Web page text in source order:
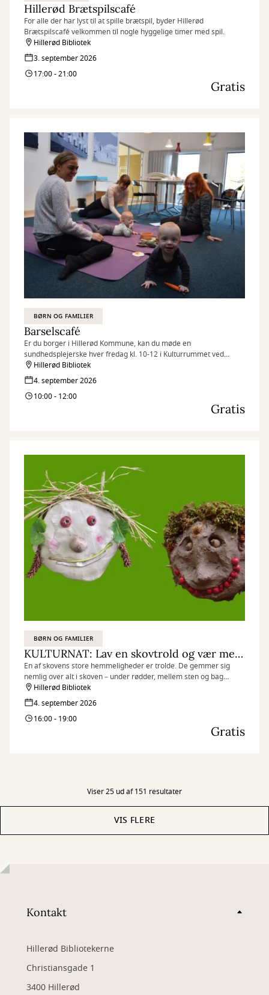
Hillerød Brætspilscafé
For alle der har lyst til at spille brætspil, byder Hillerød
Brætspilscafé velkommen til nogle hyggelige timer med spil.
Hillerød Bibliotek
3. september 2026
17:00 - 21:00
Gratis
BØRN OG FAMILIER
Barselscafé
Er du borger i Hillerød Kommune, kan du møde en
sundhedsplejerske hver fredag kl. 10-12 i Kulturrummet ved
børnebiblioteket.
Hillerød Bibliotek
4. september 2026
10:00 - 12:00
Gratis
BØRN OG FAMILIER
KULTURNAT: Lav en skovtrold og vær med til at skabe en troldeskov
En af skovens store hemmeligheder er trolde. De gemmer sig
nemlig over alt i skoven – under rødder, mellem sten og bag
gamle træstubbe. Nu kan du være lave en skovtrold og være med
til at skabe en troldeskov!
Hillerød Bibliotek
4. september 2026
16:00 - 19:00
Gratis
Viser 25 ud af 151 resultater
VIS FLERE
Kontakt
Hillerød Bibliotekerne
Christiansgade 1
3400 Hillerød